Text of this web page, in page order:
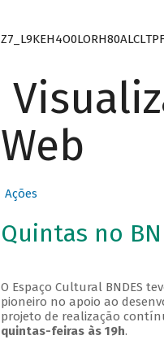
Web
Ações
Quintas no
O Espaço Cultural BNDES
pioneiro no apoio ao
projeto de realização
quintas-feiras às 19h.